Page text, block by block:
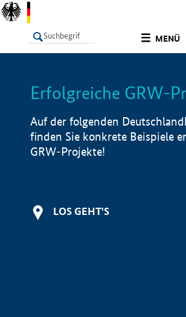
MENÜ
LISTE
Erfolgreiche GRW-
Auf der folgenden
finden Sie konkrete Beispiele
GRW-Projekte!
LOS GEHT'S